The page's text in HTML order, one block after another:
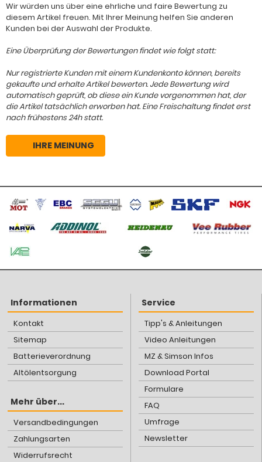
Wir würden uns über eine ehrliche und faire Bewertung zu
diesem Artikel freuen. Mit Ihrer Meinung helfen Sie anderen
Kunden bei der Auswahl der Produkte.
Eine Überprüfung der Bewertungen findet wie folgt statt:
Nur registrierte Kunden mit einem Kundenkonto können, bereits
gekaufte und erhalte Artikel bewerten. Jede Bewertung wird
automatisch geprüft, ob diese ein Kunde vorgenommen hat, der
die Artikel tatsächlich erworben hat. Eine Freischaltung findet erst
nach frühestens 24h statt.
IHRE MEINUNG
Informationen
Kontakt
Sitemap
Batterieverordnung
Altölentsorgung
Mehr über...
Versandbedingungen
Zahlungsarten
Widerrufsrecht
Service
Tipp's & Anleitungen
Video Anleitungen
MZ & Simson Infos
Download Portal
Formulare
FAQ
Umfrage
Newsletter